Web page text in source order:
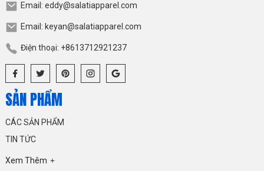
Email: eddy@salatiapparel.com
Email: keyan@salatiapparel.com
Điện thoại: +8613712921237
SẢN PHẨM
CÁC SẢN PHẨM
TIN TỨC
Xem Thêm